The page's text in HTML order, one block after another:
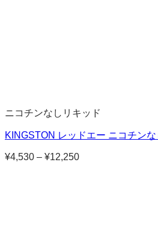
ニコチンなしリキッド
KINGSTON レッドエー ニコチン
¥4,530 – ¥12,250価